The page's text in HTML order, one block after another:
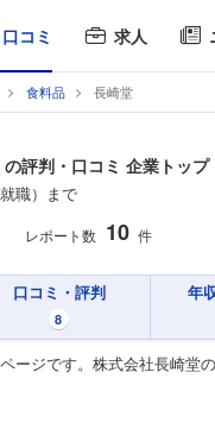
口コミ 求人
食料品 長崎堂
の評判・口コミ 企業トップ
職）まで
レポート数 10 件
口コミ・評判
8
年
ージです。株式会社長崎堂